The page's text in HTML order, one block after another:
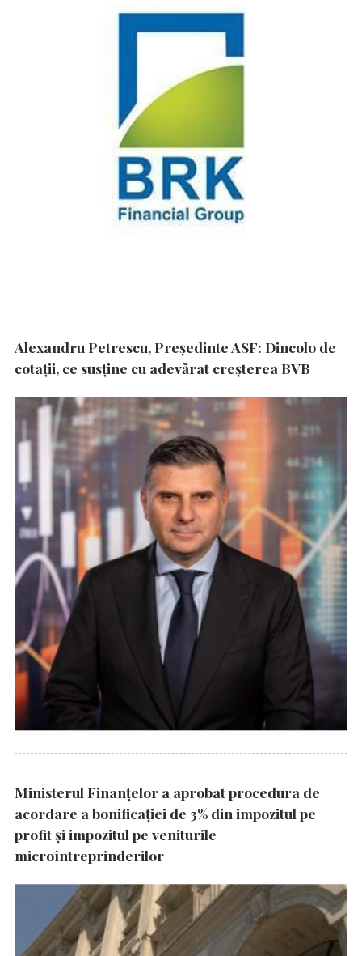
Alexandru Petrescu, Președinte ASF: Dincolo de
cotații, ce susține cu adevărat creșterea BVB
Ministerul Finanțelor a aprobat procedura de
acordare a bonificației de 3% din impozitul pe
profit și impozitul pe veniturile
microîntreprinderilor